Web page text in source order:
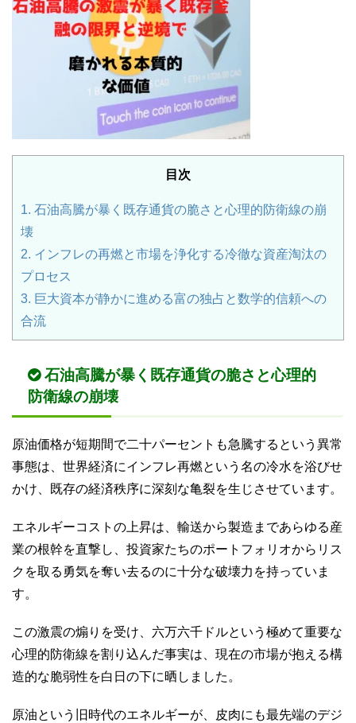
目次
1. 石油高騰が暴く既存通貨の脆さと心理的防衛線の崩
壊
2. インフレの再燃と市場を浄化する冷徹な資産淘汰の
プロセス
3. 巨大資本が静かに進める富の独占と数学的信頼への
合流
石油高騰が暴く既存通貨の脆さと心理的
防衛線の崩壊
原油価格が短期間で二十パーセントも急騰するという異常
事態は、世界経済にインフレ再燃という名の冷水を浴びせ
かけ、既存の経済秩序に深刻な亀裂を生じさせています。
エネルギーコストの上昇は、輸送から製造まであらゆる産
業の根幹を直撃し、投資家たちのポートフォリオからリス
クを取る勇気を奪い去るのに十分な破壊力を持っていま
す。
この激震の煽りを受け、六万六千ドルという極めて重要な
心理的防衛線を割り込んだ事実は、現在の市場が抱える構
造的な脆弱性を白日の下に晒しました。
原油という旧時代のエネルギーが、皮肉にも最先端のデジ